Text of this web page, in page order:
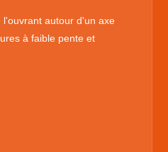
autour d'un axe
à faible pente et